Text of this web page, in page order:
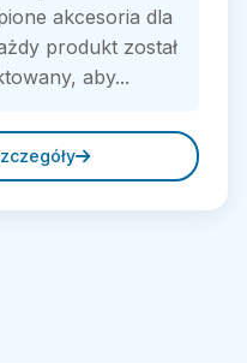
akcesoria dla
produkt został
aby...